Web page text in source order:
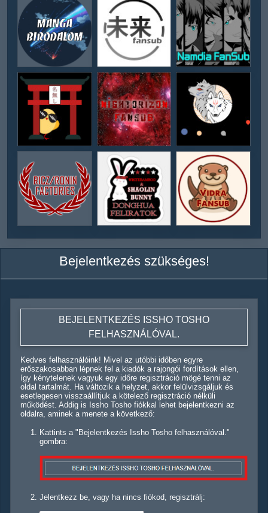
Bejelentkezés szükséges!
BEJELENTKEZÉS ISSHO TOSHO
FELHASZNÁLÓVAL.
Kedves felhasználóink! Mivel az utóbbi időben egyre
erőszakosabban lépnek fel a kiadók a rajongói fordítások ellen,
így kénytelenek vagyuk egy időre regisztráció mögé tenni az
oldal tartalmát. Ha változik a helyzet, akkor felülvizsgáljuk és
esetlegesen visszaállítjuk a kötelező regisztráció nélküli
működést. Addig is Issho Tosho fiókkal lehet bejelentkezni az
oldalra, aminek a menete a következő:
Kattints a "Bejelentkezés Issho Tosho felhasználóval."
gombra:
Jelentkezz be, vagy ha nincs fiókod, regisztrálj: